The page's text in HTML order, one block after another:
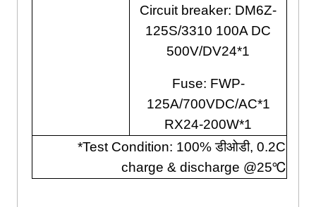
Circuit breaker: DM6Z-
125S/3310 100A DC
500V/DV24*1
Fuse: FWP-
125A/700VDC/AC*1
RX24-200W*1
*Test Condition: 100% डीओडी, 0.2C
charge & discharge @25℃